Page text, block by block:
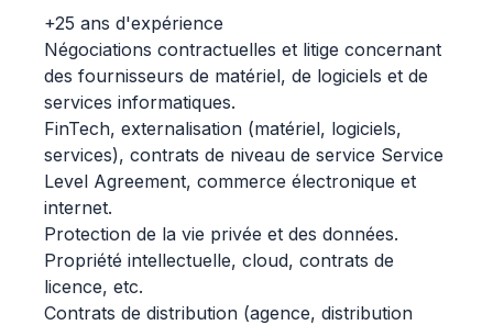
+25 ans d'expérience
Négociations contractuelles et litige concernant
des fournisseurs de matériel, de logiciels et de
services informatiques.
FinTech, externalisation (matériel, logiciels,
services), contrats de niveau de service Service
Level Agreement, commerce électronique et
internet.
Protection de la vie privée et des données.
Propriété intellectuelle, cloud, contrats de
licence, etc.
Contrats de distribution (agence, distribution